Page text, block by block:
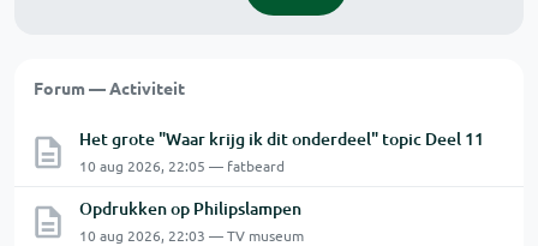
Forum — Activiteit
Het grote "Waar krijg ik dit onderdeel" topic Deel 11
10 aug 2026, 22:05 — fatbeard
Opdrukken op Philipslampen
10 aug 2026, 22:03 — TV museum